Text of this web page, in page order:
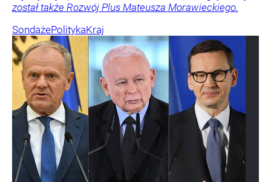
został także Rozwój Plus Mateusza Morawieckiego.
SondażePolitykaKraj